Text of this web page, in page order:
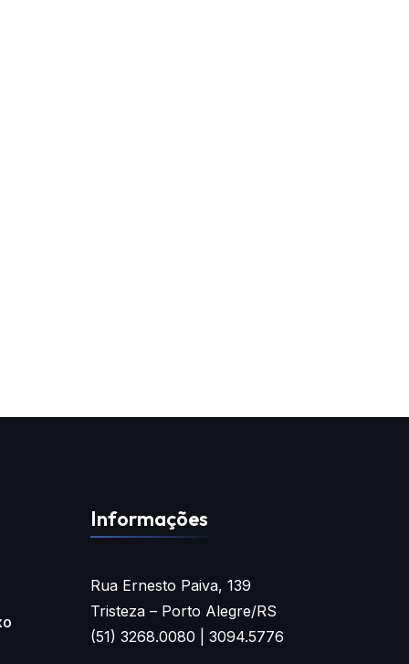
Informações
Rua Ernesto Paiva, 139
Tristeza – Porto Alegre/RS
(51) 3268.0080 | 3094.5776